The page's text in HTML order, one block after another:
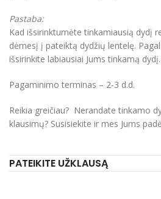
Pastaba:
Kad išsirinktumėte tinkamiausią dydį
dėmesį į pateiktą dydžių lentelę.
išsirinkite labiausiai Jums tinkamą dydį.
Pagaminimo terminas – 2-3 d.d.
Reikia greičiau? Nerandate tinkamo
klausimų? Susisiekite ir mes Jums
PATEIKITE UŽKLAUSĄ